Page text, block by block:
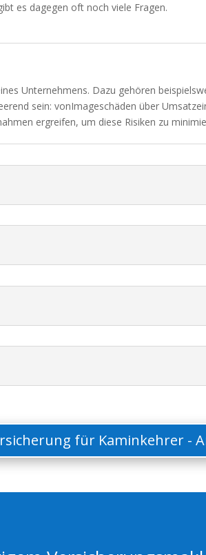
es dagegen oft noch viele Fragen.
Unternehmens. Dazu gehören
sein: vonImageschäden über
ergreifen, um diese Risiken zu
für Kaminkehrer -